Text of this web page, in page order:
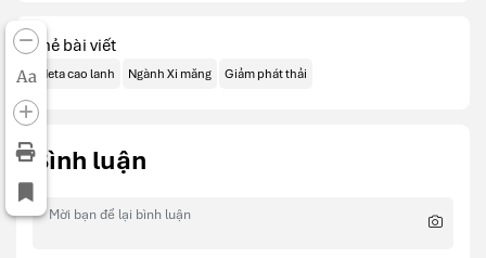
Aa
Thẻ bài viết
Meta cao lanh Ngành Xi măng Giảm phát thải
Bình luận